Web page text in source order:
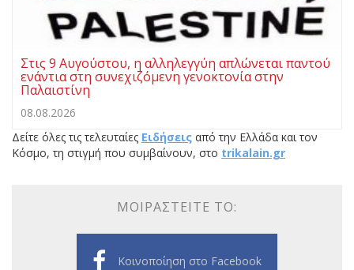
Στις 9 Αυγούστου, η αλληλεγγύη απλώνεται παντού
ενάντια στη συνεχιζόμενη γενοκτονία στην
Παλαιστίνη
08.08.2026
Δείτε όλες τις τελευταίες Ειδήσεις από την Ελλάδα και τον
Κόσμο, τη στιγμή που συμβαίνουν, στο trikalain.gr
ΜΟΙΡΑΣΤΕΊΤΕ ΤΟ:
Κοινοποίηση στο Facebook